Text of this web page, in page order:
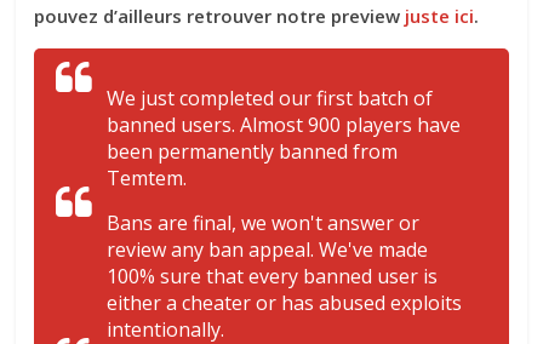
pouvez d’ailleurs retrouver notre preview juste ici.
We just completed our first batch of
banned users. Almost 900 players have
been permanently banned from
Temtem.
Bans are final, we won't answer or
review any ban appeal. We've made
100% sure that every banned user is
either a cheater or has abused exploits
intentionally.